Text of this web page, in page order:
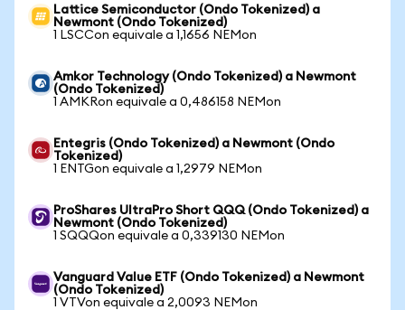
Lattice Semiconductor (Ondo Tokenized) a
Newmont (Ondo Tokenized)
1 LSCCon equivale a 1,1656 NEMon
Amkor Technology (Ondo Tokenized) a Newmont
(Ondo Tokenized)
1 AMKRon equivale a 0,486158 NEMon
Entegris (Ondo Tokenized) a Newmont (Ondo
Tokenized)
1 ENTGon equivale a 1,2979 NEMon
ProShares UltraPro Short QQQ (Ondo Tokenized) a
Newmont (Ondo Tokenized)
1 SQQQon equivale a 0,339130 NEMon
Vanguard Value ETF (Ondo Tokenized) a Newmont
(Ondo Tokenized)
1 VTVon equivale a 2,0093 NEMon